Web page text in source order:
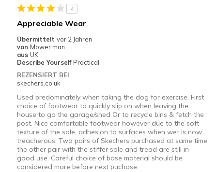
View On Shoes
Shoes are for Wearing
4
Appreciable Wear
Übermittelt vor 2 Jahren
von Mower man
aus UK
Describe Yourself Practical
REZENSIERT BEI
skechers.co.uk
Used predominately when taking the dog for exercise. First
choice of footwear to quickly slip on when leaving the
house to go the garage/shed Or to recycle bins & fetch the
post. Nice comfortable footwear however due to the soft
texture of the sole, adhesion to surfaces when wet is now
treacherous. Two pairs of Skechers purchased at same time
the other pair with the stiffer sole and tread are still in
good use. Careful choice of base material should be
considered more before next puchase.